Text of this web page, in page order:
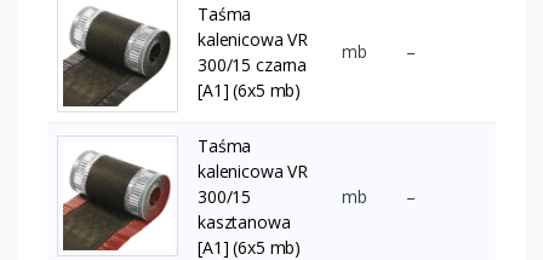
Taśma
kalenicowa VR
300/15 czarna
[A1] (6x5 mb)
mb –
Taśma
kalenicowa VR
300/15
kasztanowa
[A1] (6x5 mb)
mb –